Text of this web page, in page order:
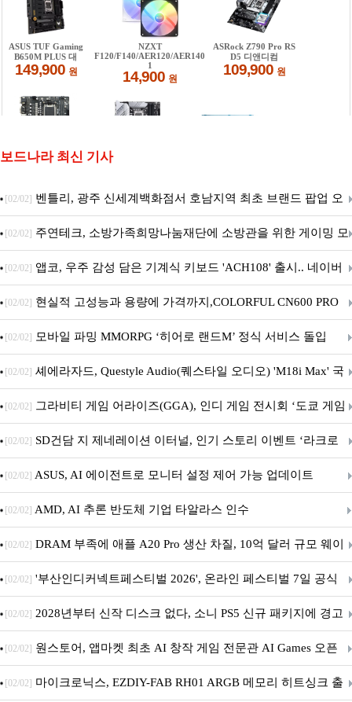
보드나라 최신 기사
[02/02] 벤틀리, 광주 신세계백화점서 호남지역 최초 브랜드 팝업 오
픈
[02/02] 주연테크, 소방가족희망나눔재단에 소방관을 위한 게이밍 모
니터·스마트 펫 침대 기부
[02/02] 앱코, 우주 감성 담은 기계식 키보드 'ACH108' 출시.. 네이버
브랜드데이 기획전 진행
[02/02] 현실적 고성능과 용량에 가격까지,COLORFUL CN600 PRO
M.2 NVMe 디앤디컴 1TB
[02/02] 모바일 파밍 MMORPG ‘히어로 랜드M’ 정식 서비스 돌입
[02/02] 셰에라자드, Questyle Audio(퀘스타일 오디오) 'M18i Max' 국
내 정식 출시
[02/02] 그라비티 게임 어라이즈(GGA), 인디 게임 전시회 ‘도쿄 게임
던전 13’ 참가!
[02/02] SD건담 지 제네레이션 이터널, 인기 스토리 이벤트 ‘라크로
아의 용사’ 재개최 및 풍성한 기념 이벤트 실시!
[02/02] ASUS, AI 에이전트로 모니터 설정 제어 가능 업데이트
[02/02] AMD, AI 추론 반도체 기업 타알라스 인수
[02/02] DRAM 부족에 애플 A20 Pro 생산 차질, 10억 달러 규모 웨이
퍼 대기
[02/02] '부산인디커넥트페스티벌 2026', 온라인 페스티벌 7일 공식
개막... 22일간 진행
[02/02] 2028년부터 신작 디스크 없다, 소니 PS5 신규 패키지에 경고
문 추가
[02/02] 원스토어, 앱마켓 최초 AI 창작 게임 전문관 AI Games 오픈
[02/02] 마이크로닉스, EZDIY-FAB RH01 ARGB 메모리 히트싱크 출